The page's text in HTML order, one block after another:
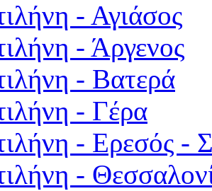
- Αγιάσος
- Άργενος
- Βατερά
- Γέρα
- Ερεσός -
-